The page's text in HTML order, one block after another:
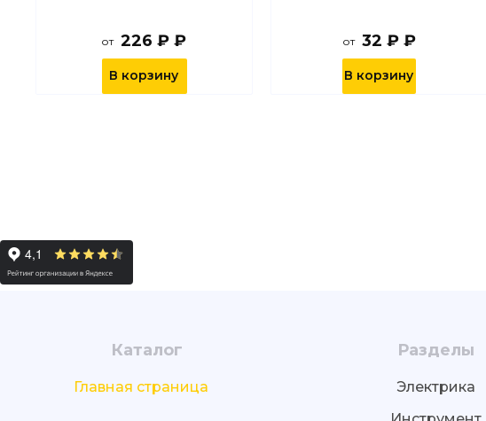
от 226 ₽ ₽
В корзину
от 32 ₽ ₽
В корзину
Каталог
Главная страница
Разделы
Электрика